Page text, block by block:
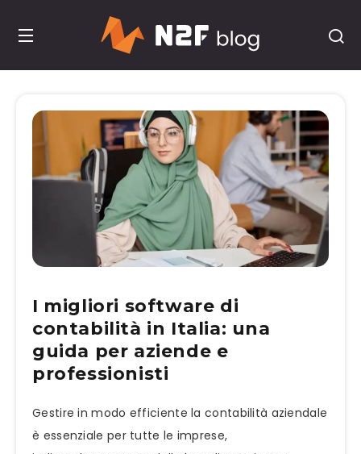
I migliori software di
contabilità in Italia: una
guida per aziende e
professionisti
Gestire in modo efficiente la contabilità aziendale
è essenziale per tutte le imprese,